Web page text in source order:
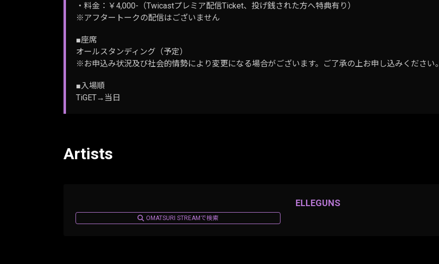
・料金：￥4,000-（Twicastプレミア配信Ticket、投げ銭された方へ特典有り）
※アフタートークの配信はございません
■座席
オールスタンディング（予定）
※お申込み状況及び社会的情勢により変更になる場合がございます。ご了承の上お申し込みください。
■入場順
TiGET→当日
Artists
OMATSURI STREAMで検索
ELLEGUNS